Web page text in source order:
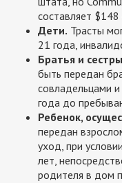
составляет
Дети. Трасты
21 года,
Братья и
быть передан
совладельцами
года до
Ребенок,
передан
уход, при
лет,
родителя в дом